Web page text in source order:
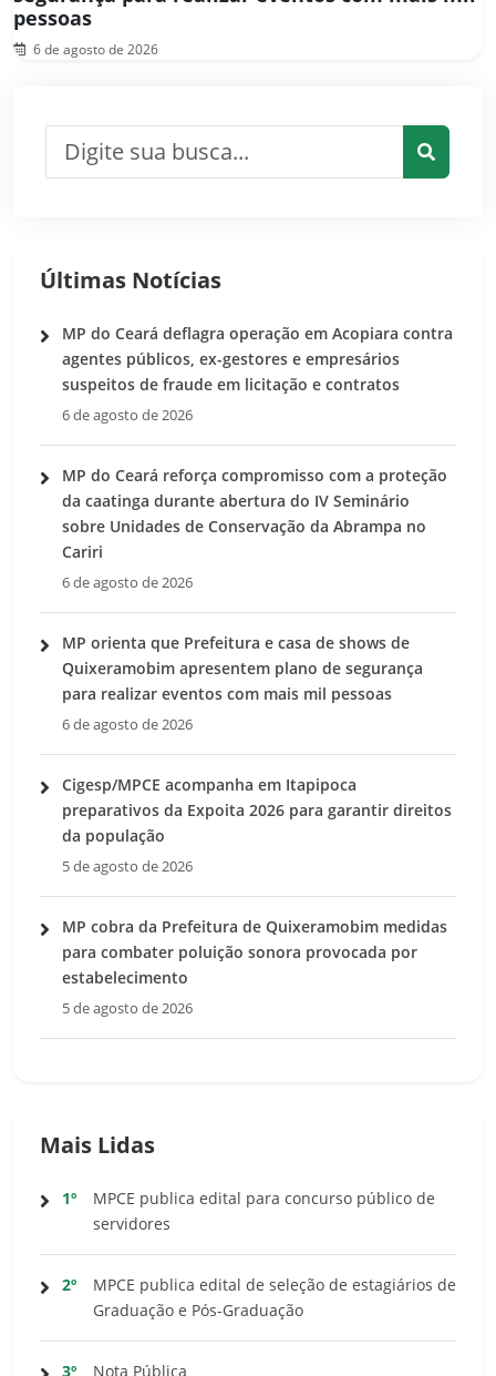
pessoas
6 de agosto de 2026
Últimas Notícias
MP do Ceará deflagra operação em Acopiara contra
agentes públicos, ex-gestores e empresários
suspeitos de fraude em licitação e contratos
6 de agosto de 2026
MP do Ceará reforça compromisso com a proteção
da caatinga durante abertura do IV Seminário
sobre Unidades de Conservação da Abrampa no
Cariri
6 de agosto de 2026
MP orienta que Prefeitura e casa de shows de
Quixeramobim apresentem plano de segurança
para realizar eventos com mais mil pessoas
6 de agosto de 2026
Cigesp/MPCE acompanha em Itapipoca
preparativos da Expoita 2026 para garantir direitos
da população
5 de agosto de 2026
MP cobra da Prefeitura de Quixeramobim medidas
para combater poluição sonora provocada por
estabelecimento
5 de agosto de 2026
Mais Lidas
1º
MPCE publica edital para concurso público de
servidores
2º
MPCE publica edital de seleção de estagiários de
Graduação e Pós-Graduação
3º Nota Pública